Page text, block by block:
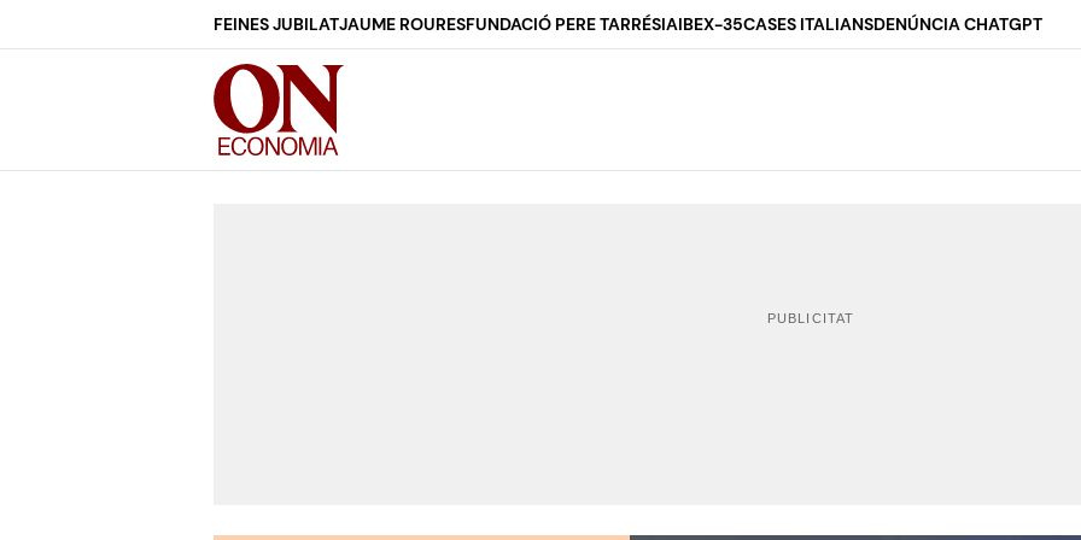
FEINES JUBILATJAUME ROURESFUNDACIÓ PERE TARRÉSIAIBEX-35CASES ITALIANSDENÚNCIA CHATGPT